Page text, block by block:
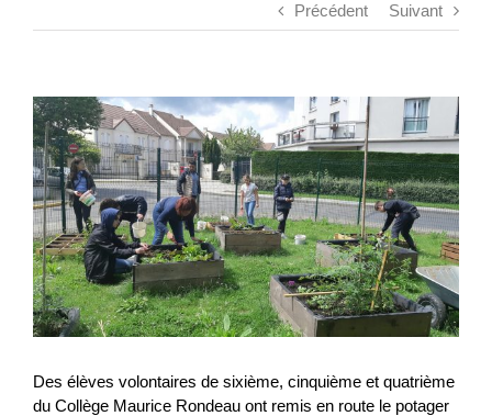
Précédent Suivant
Voir
l'image
agrandie
Des élèves volontaires de sixième, cinquième et quatrième
du Collège Maurice Rondeau ont remis en route le potager